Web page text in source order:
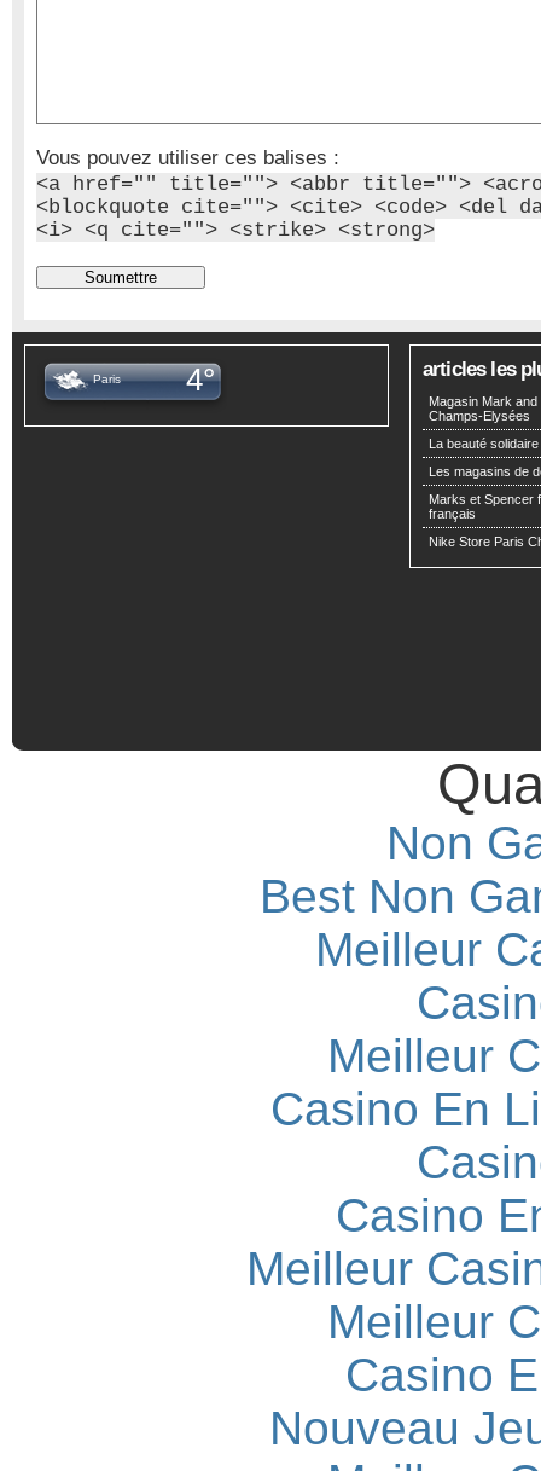
Vous pouvez utiliser ces balises :
<a href="" title=""> <abbr title="">
<blockquote cite=""> <cite> <code> <del
<i> <q cite=""> <strike> <strong>
Paris 4° articles les
Magasin Mark
Champs-Elysées
La beauté solidaire
Les magasins de
Marks et Spencer
français
Nike Store Paris
Non
Best Non
Meilleur
Meilleur
Casino En
Casino
Meilleur
Meilleur
Casino
Nouveau